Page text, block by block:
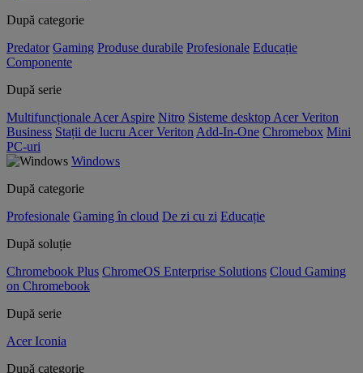
După categorie
Predator Gaming Produse durabile Profesionale Educație
Componente
După serie
Multifuncționale Acer Aspire Nitro Sisteme desktop Acer Veriton
Business Stații de lucru Acer Veriton Add-In-One Chromebox Mini
PC-uri
Windows
După categorie
Profesionale Gaming în cloud De zi cu zi Educație
După soluție
Chromebook Plus ChromeOS Enterprise Solutions Cloud Gaming
on Chromebook
După serie
Acer Iconia
După categorie